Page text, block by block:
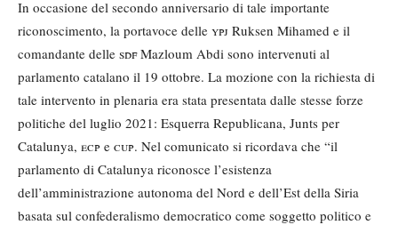
In occasione del secondo anniversario di tale importante
riconoscimento, la portavoce delle ypj Ruksen Mihamed e il
comandante delle sdfMazloum Abdi sono intervenuti al
parlamento catalano il 19 ottobre. La mozione con la richiesta di
tale intervento in plenaria era stata presentata dalle stesse forze
politiche del luglio 2021: Esquerra Republicana, Junts per
Catalunya, ecp e cup. Nel comunicato si ricordava che “il
parlamento di Catalunya riconosce l’esistenza
dell’amministrazione autonoma del Nord e dell’Est della Siria
basata sul confederalismo democratico come soggetto politico e